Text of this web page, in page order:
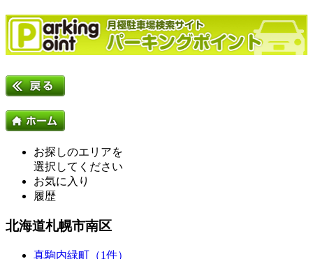
お探しのエリアを
選択してください
お気に入り
履歴
北海道札幌市南区
真駒内緑町（1件）